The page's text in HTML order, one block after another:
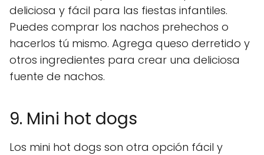
deliciosa y fácil para las fiestas infantiles.
Puedes comprar los nachos prehechos o
hacerlos tú mismo. Agrega queso derretido y
otros ingredientes para crear una deliciosa
fuente de nachos.
9. Mini hot dogs
Los mini hot dogs son otra opción fácil y